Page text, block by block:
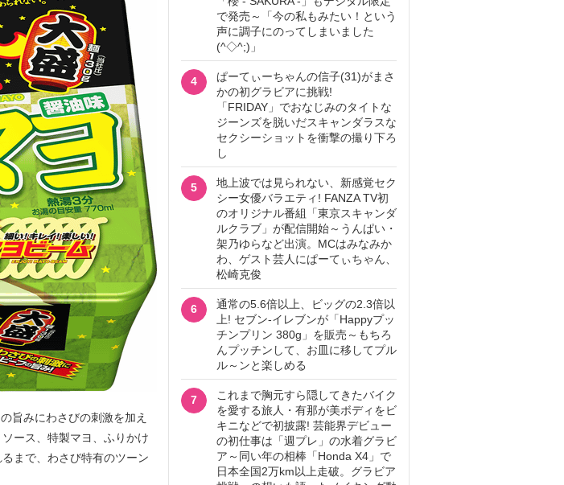
旨みにわさびの刺激を加え
ース、特製マヨ、ふりかけ
まで、わさび特有のツーン
で発売～「今の私もみたい！という
声に調子にのってしまいました
(^◇^;)」
4
ぱーてぃーちゃんの信子(31)がまさ
かの初グラビアに挑戦!
「FRIDAY」でおなじみのタイトな
ジーンズを脱いだスキャンダラスな
セクシーショットを衝撃の撮り下ろ
し
5
地上波では見られない、新感覚セク
シー女優バラエティ! FANZA TV初
のオリジナル番組「東京スキャンダ
ルクラブ」が配信開始～うんぱい・
架乃ゆらなど出演。MCはみなみか
わ、ゲスト芸人にぱーてぃちゃん、
松崎克俊
6
通常の5.6倍以上、ビッグの2.3倍以
上! セブン‐イレブンが「Happyプッ
チンプリン 380g」を販売～もちろ
んプッチンして、お皿に移してプル
ル～ンと楽しめる
7
これまで胸元すら隠してきたバイク
を愛する旅人・有那が美ボディをビ
キニなどで初披露! 芸能界デビュー
の初仕事は「週プレ」の水着グラビ
ア～同い年の相棒「Honda X4」で
日本全国2万km以上走破。グラビア